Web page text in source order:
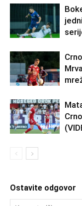
Ostavite odgovor